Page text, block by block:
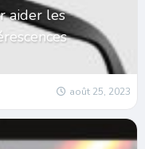
aider les
août 25, 2023